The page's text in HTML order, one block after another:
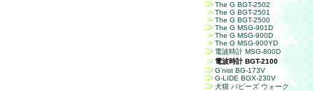
The G BGT-2502
The G BGT-2501
The G BGT-2500
The G MSG-901D
The G MSG-900D
The G MSG-900YD
電波時計 MSG-800D
電波時計 BGT-2100
G'nist BG-173V
G-LIDE BGX-230V
犬猫 パピーズ ウォーク